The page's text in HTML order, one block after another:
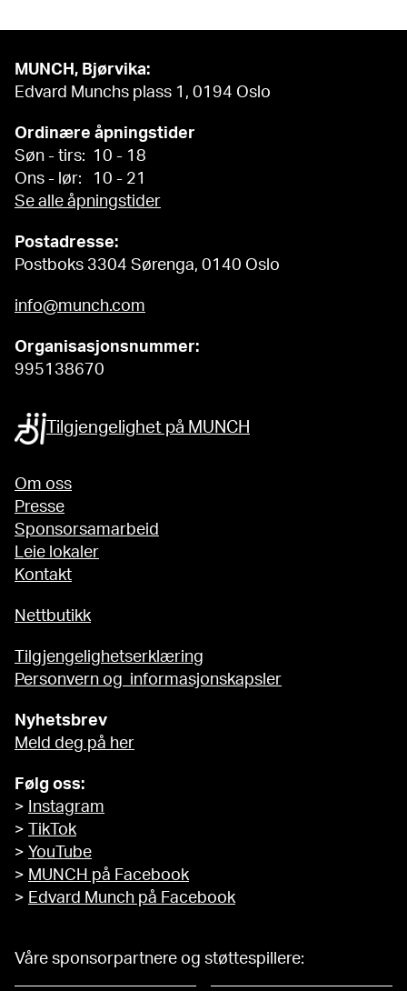
MUNCH, Bjørvika:
Edvard Munchs plass 1, 0194 Oslo
Ordinære åpningstider
Søn - tirs: 10 - 18
Ons - lør: 10 - 21
Se alle åpningstider
Postadresse:
Postboks 3304 Sørenga, 0140 Oslo
info@munch.com
Organisasjonsnummer:
995138670
Tilgjengelighet på MUNCH
Om oss
Presse
Sponsorsamarbeid
Leie lokaler
Kontakt
Nettbutikk
Tilgjengelighetserklæring
Personvern og informasjonskapsler
Nyhetsbrev
Meld deg på her
Følg oss:
>
Instagram
>
TikTok
> YouTube
> MUNCH på Facebook
> Edvard Munch på Facebook
Våre sponsorpartnere og støttespillere: